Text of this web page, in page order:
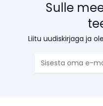
Sulle
Liitu uudiskirjaga ja